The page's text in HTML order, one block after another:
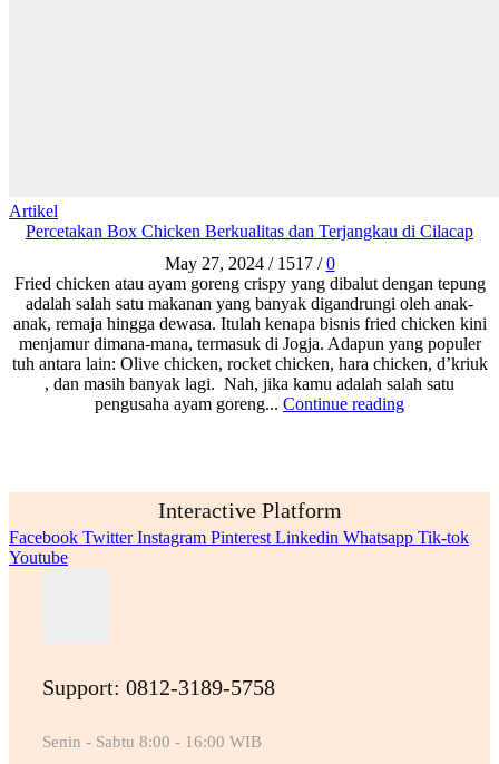
Artikel
Percetakan Box Chicken Berkualitas dan Terjangkau di Cilacap
May 27, 2024 / 1517 / 0
Fried chicken atau ayam goreng crispy yang dibalut dengan tepung
adalah salah satu makanan yang banyak digandrungi oleh anak-
anak, remaja hingga dewasa. Itulah kenapa bisnis fried chicken kini
menjamur dimana-mana, termasuk di Jogja. Adapun yang populer
tuh antara lain: Olive chicken, rocket chicken, hara chicken, d’kriuk
, dan masih banyak lagi. Nah, jika kamu adalah salah satu
pengusaha ayam goreng... Continue reading
Interactive Platform
Facebook Twitter Instagram Pinterest Linkedin Whatsapp Tik-tok
Youtube
Support: 0812-3189-5758
Senin - Sabtu 8:00 - 16:00 WIB